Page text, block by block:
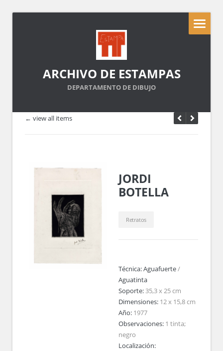
ARCHIVO DE ESTAMPAS
DEPARTAMENTO DE DIBUJO
← view all items
JORDI
BOTELLA
Retratos
Técnica:Aguafuerte/
Aguatinta
Soporte:35,3 x 25 cm
Dimensiones: 12 x 15,8 cm
Año: 1977
Observaciones: 1 tinta;
negro
Localización: